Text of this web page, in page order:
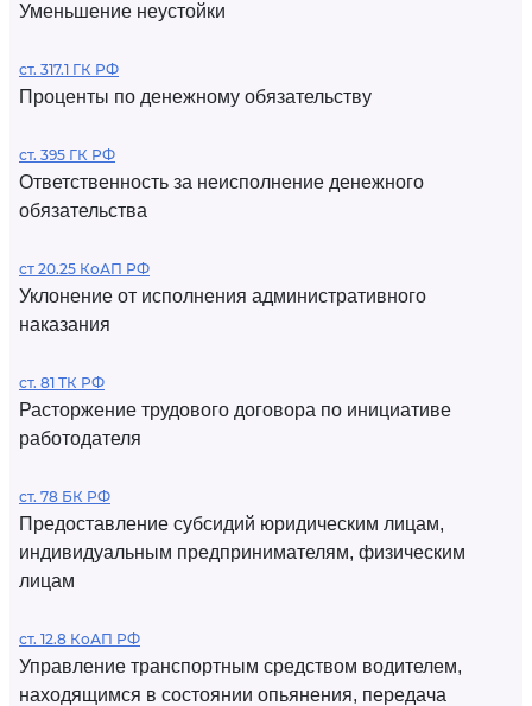
Уменьшение неустойки
ст. 317.1 ГК РФ
Проценты по денежному обязательству
ст. 395 ГК РФ
Ответственность за неисполнение денежного
обязательства
ст 20.25 КоАП РФ
Уклонение от исполнения административного
наказания
ст. 81 ТК РФ
Расторжение трудового договора по инициативе
работодателя
ст. 78 БК РФ
Предоставление субсидий юридическим лицам,
индивидуальным предпринимателям, физическим
лицам
ст. 12.8 КоАП РФ
Управление транспортным средством водителем,
находящимся в состоянии опьянения, передача